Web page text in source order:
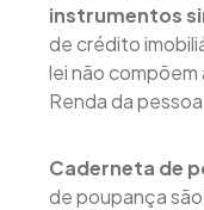
instrumentos
de crédito
lei não
Renda da
Caderneta de
de poupança